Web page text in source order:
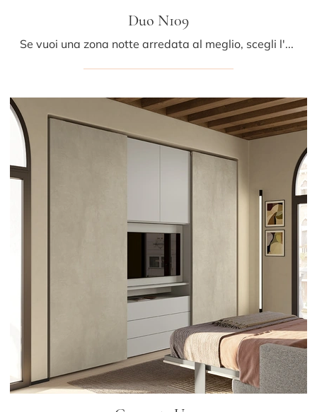
Duo N109
Se vuoi una zona notte arredata al meglio, scegli l'armadio Duo N109 con ante scorrevoli di Colombini Casa!